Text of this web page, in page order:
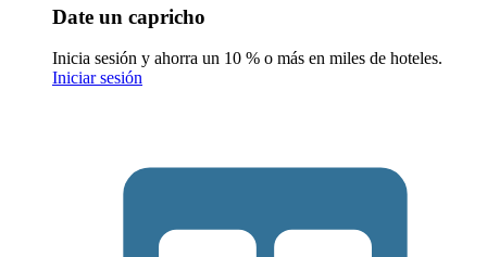
Date un capricho
Inicia sesión y ahorra un 10 % o más en miles de hoteles.
Iniciar sesión